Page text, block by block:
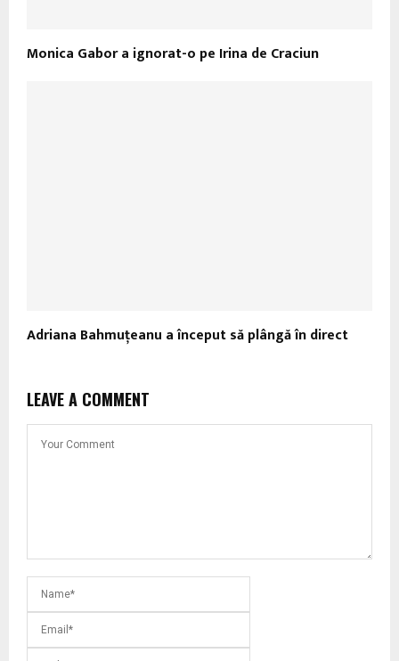
Monica Gabor a ignorat-o pe Irina de Craciun
Adriana Bahmuțeanu a început să plângă în direct
LEAVE A COMMENT